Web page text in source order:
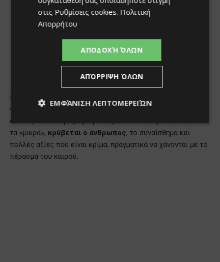
στις Ρυθμίσεις cookies. Πολιτική
Απορρήτου
ΑΠΟΔΟΧΉ ΌΛΩΝ
ΑΠΌΡΡΙΨΗ ΌΛΩΝ
ΕΜΦΆΝΙΣΗ ΛΕΠΤΟΜΕΡΕΙΏΝ